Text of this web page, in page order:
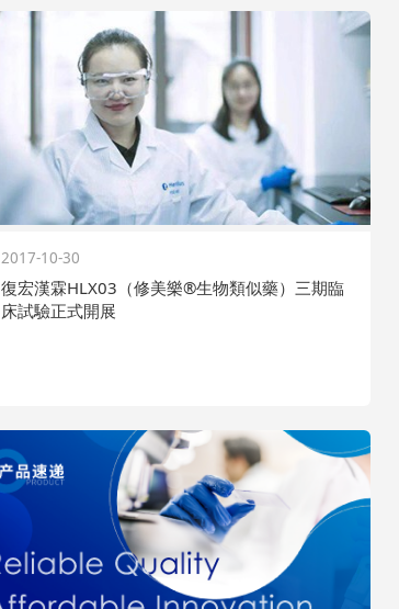
2017-10-30
復宏漢霖HLX03（修美樂®生物類似藥）三期臨
床試驗正式開展